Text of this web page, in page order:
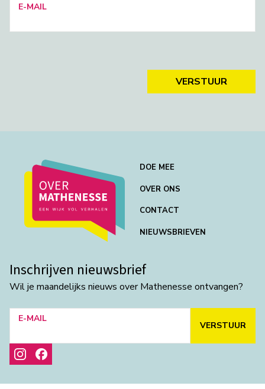
E-MAIL
VERSTUUR
DOE MEE
OVER ONS
CONTACT
NIEUWSBRIEVEN
Inschrijven nieuwsbrief
Wil je maandelijks nieuws over Mathenesse ontvangen?
E-MAIL
VERSTUUR